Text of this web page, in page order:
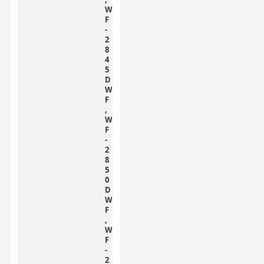
W
F
-
2
8
4
5
D
W
F
,
W
F
-
2
8
5
0
D
W
F
,
W
F
-
2